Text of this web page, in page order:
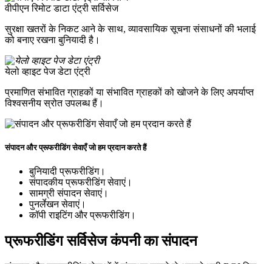
वीपीएन रिमोट डाटा एंट्री सर्विसेज
सुरक्षा खतरों के निकट आने के साथ, व्यावसायिक सूचना संसाधनों की भलाई
को बनाए रखना बुनियादी है।
येलो व्हाइट पेज डेटा एंट्री
प्रमाणित संभावित ग्राहकों या संभावित ग्राहकों को खोजने के लिए अपर्याप्त
विश्वसनीय स्रोत उपलब्ध हैं।
संपादन और प्रूफरीडिंग सेवाएँ जो हम प्रदान करते हैं
बुनियादी प्रूफरीडिंग।
संपादकीय प्रूफरीडिंग सेवाएं।
सामग्री संपादन सेवाएं।
पुनर्लेखन सेवाएं।
कॉपी राइटिंग और प्रूफरीडिंग।
प्रूफरीडिंग सर्विसेज कंपनी का संपादन